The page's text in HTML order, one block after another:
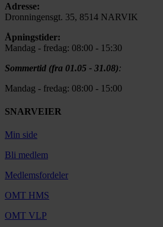
Adresse:
Dronningensgt. 35, 8514 NARVIK
Åpningstider:
Mandag - fredag: 08:00 - 15:30
Sommertid (fra 01.05 - 31.08):
Mandag - fredag: 08:00 - 15:00
SNARVEIER
Min side
Bli medlem
Medlemsfordeler
OMT HMS
OMT VLP